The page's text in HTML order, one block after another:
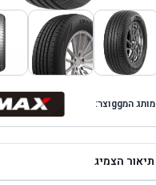
מותג המggוצר:
תיאור הצמיג